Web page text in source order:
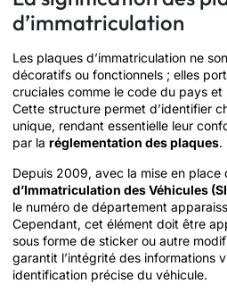
d’immatriculation
Les plaques d’immatriculation ne
décoratifs ou fonctionnels ; elles
cruciales comme le code du pays
Cette structure permet d’identifier
unique, rendant essentielle leur
par la réglementation des plaques.
Depuis 2009, avec la mise en place
d’Immatriculation des Véhicules
le numéro de département
Cependant, cet élément doit être
sous forme de sticker ou autre
garantit l’intégrité des informations
identification précise du véhicule.